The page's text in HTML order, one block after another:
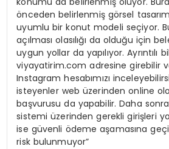
önceden belirlenmiş görsel
uyumlu bir konut modeli seçiyor.
açılması olasılığı da olduğu için
uygun yollar da yapılıyor. Ayrıntılı
viyayatirim.com adresine girebilir
Instagram hesabımızı
isteyenler web üzerinden online
başvurusu da yapabilir. Daha
sistemi üzerinden gerekli girişleri
ise güvenli ödeme aşamasına
risk bulunmuyor”